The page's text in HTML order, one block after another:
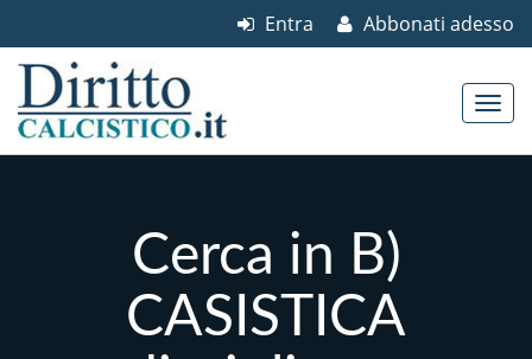
Abbonati adesso
Entra
Cerca in B)
CASISTICA